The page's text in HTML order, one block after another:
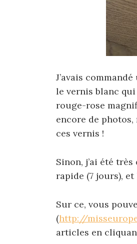
J’avais
le vernis blanc qui
rouge-rose
encore de
ces vernis !
Sinon, j’ai été
rapide (7 jours),
Sur ce, vous
(http://
articles en